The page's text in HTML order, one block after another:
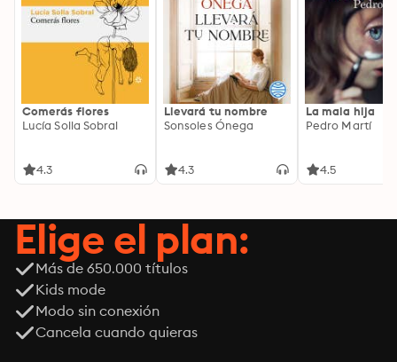
Comerás flores
Lucía Solla Sobral
4.3
Llevará tu nombre
Sonsoles Ónega
4.3
La mala hija
Pedro Martí
4.5
Elige el plan:
Más de 650.000 títulos
Kids mode
Modo sin conexión
Cancela cuando quieras